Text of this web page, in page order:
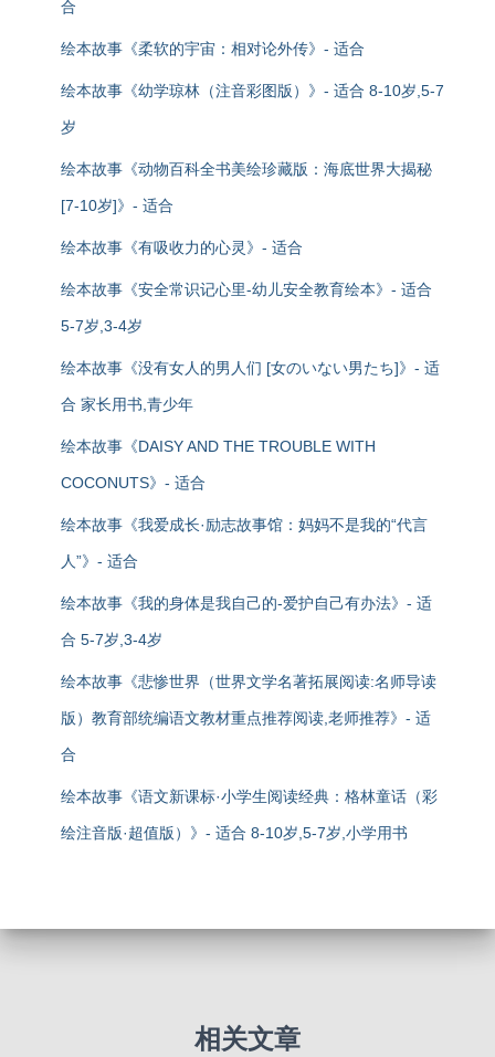
合
绘本故事《柔软的宇宙：相对论外传》- 适合
绘本故事《幼学琼林（注音彩图版）》- 适合 8-10岁,5-7
岁
绘本故事《动物百科全书美绘珍藏版：海底世界大揭秘
[7-10岁]》- 适合
绘本故事《有吸收力的心灵》- 适合
绘本故事《安全常识记心里-幼儿安全教育绘本》- 适合
5-7岁,3-4岁
绘本故事《没有女人的男人们 [女のいない男たち]》- 适
合 家长用书,青少年
绘本故事《DAISY AND THE TROUBLE WITH
COCONUTS》- 适合
绘本故事《我爱成长·励志故事馆：妈妈不是我的“代言
人”》- 适合
绘本故事《我的身体是我自己的-爱护自己有办法》- 适
合 5-7岁,3-4岁
绘本故事《悲惨世界（世界文学名著拓展阅读:名师导读
版）教育部统编语文教材重点推荐阅读,老师推荐》- 适
合
绘本故事《语文新课标·小学生阅读经典：格林童话（彩
绘注音版·超值版）》- 适合 8-10岁,5-7岁,小学用书
相关文章